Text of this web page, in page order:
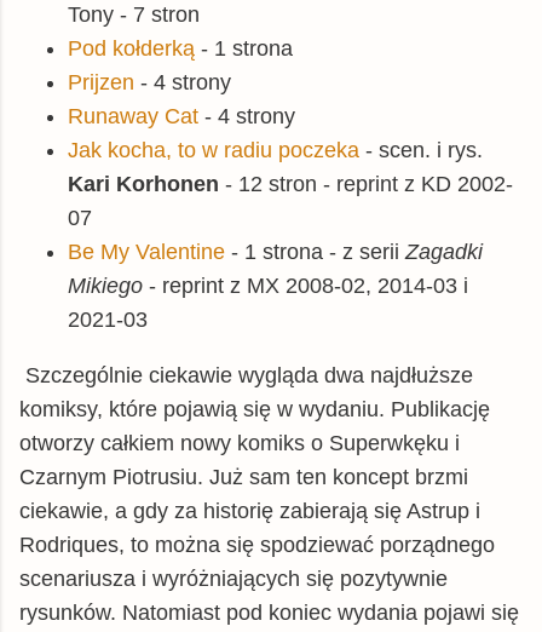
Tony - 7 stron
Pod kołderką - 1 strona
Prijzen - 4 strony
Runaway Cat - 4 strony
Jak kocha, to w radiu poczeka - scen. i rys.
Kari Korhonen - 12 stron - reprint z KD 2002-
07
Be My Valentine - 1 strona - z serii Zagadki
Mikiego - reprint z MX 2008-02, 2014-03 i
2021-03
Szczególnie ciekawie wygląda dwa najdłuższe
komiksy, które pojawią się w wydaniu. Publikację
otworzy całkiem nowy komiks o Superwkęku i
Czarnym Piotrusiu. Już sam ten koncept brzmi
ciekawie, a gdy za historię zabierają się Astrup i
Rodriques, to można się spodziewać porządnego
scenariusza i wyróżniających się pozytywnie
rysunków. Natomiast pod koniec wydania pojawi się